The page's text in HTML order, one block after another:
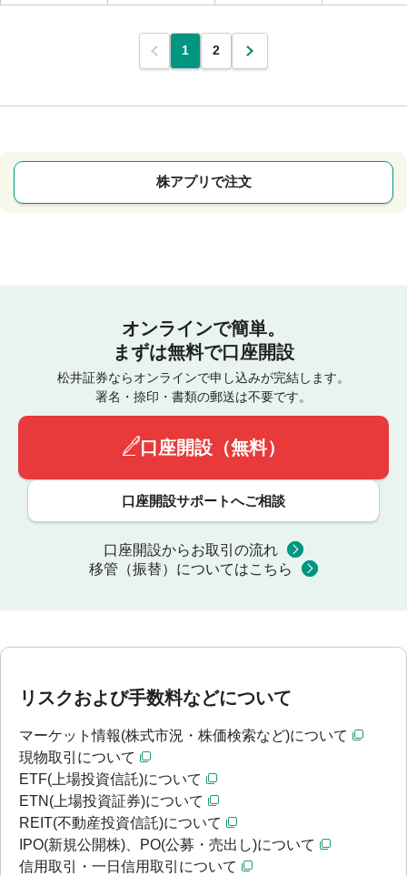
1 2
株アプリで注文
オンラインで簡単。
まずは無料で口座開設
松井証券ならオンラインで申し込みが完結します。
署名・捺印・書類の郵送は不要です。
口座開設（無料）
口座開設サポートへご相談
口座開設からお取引の流れ
移管（振替）についてはこちら
リスクおよび手数料などについて
マーケット情報(株式市況・株価検索など)について
現物取引について
ETF(上場投資信託)について
ETN(上場投資証券)について
REIT(不動産投資信託)について
IPO(新規公開株)、PO(公募・売出し)について
信用取引・一日信用取引について